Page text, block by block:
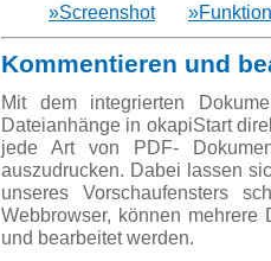
»Screenshot
Kommentieren und
Mit dem integrierten
Dateianhänge in okapiStart
jede Art von PDF-
auszudrucken. Dabei lassen
unseres Vorschaufensters
Webbrowser, können
und bearbeitet werden.